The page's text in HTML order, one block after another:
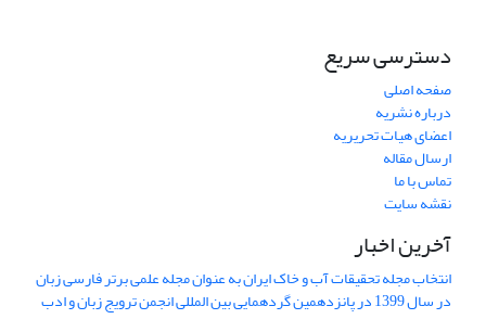
دسترسی سریع
صفحه اصلی
درباره نشریه
اعضای هیات تحریریه
ارسال مقاله
تماس با ما
نقشه سایت
آخرین اخبار
انتخاب مجله تحقیقات آب و خاک ایران به عنوان مجله علمی برتر فارسی زبان
در سال 1399 در پانزدهمین گردهمایی بین المللی انجمن ترویج زبان و ادب